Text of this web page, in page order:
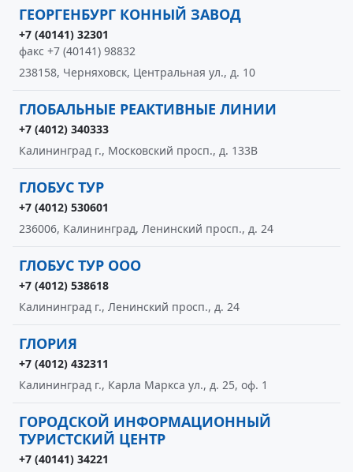
ГЕОРГЕНБУРГ КОННЫЙ ЗАВОД
+7 (40141) 32301
факс +7 (40141) 98832
238158, Черняховск, Центральная ул., д. 10
ГЛОБАЛЬНЫЕ РЕАКТИВНЫЕ ЛИНИИ
+7 (4012) 340333
Калининград г., Московский просп., д. 133В
ГЛОБУС ТУР
+7 (4012) 530601
236006, Калининград, Ленинский просп., д. 24
ГЛОБУС ТУР ООО
+7 (4012) 538618
Калининград г., Ленинский просп., д. 24
ГЛОРИЯ
+7 (4012) 432311
Калининград г., Карла Маркса ул., д. 25, оф. 1
ГОРОДСКОЙ ИНФОРМАЦИОННЫЙ
ТУРИСТСКИЙ ЦЕНТР
+7 (40141) 34221